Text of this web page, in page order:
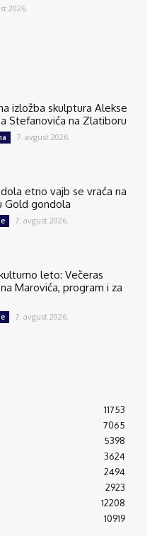
2026.
izložba skulptura Alekse
Stefanovića na Zlatiboru
7. avgust 2026.
etno vajb se vraća na
Gold gondola
7. avgust 2026.
leto: Večeras
Marovića, program i za
7. avgust 2026.
11753
7065
5398
3624
2494
2923
12208
10919